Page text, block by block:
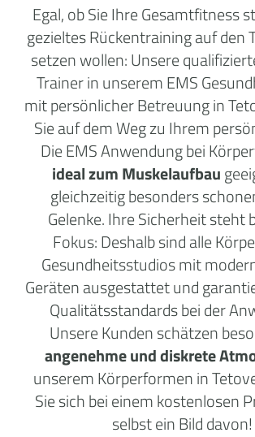
Egal, ob Sie Ihre Gesamtfitness
gezieltes Rückentraining auf den
setzen wollen: Unsere
Trainer in unserem EMS
mit persönlicher Betreuung in
Sie auf dem Weg zu Ihrem
Die EMS Anwendung bei
ideal zum Muskelaufbau
gleichzeitig besonders
Gelenke. Ihre Sicherheit steht
Fokus: Deshalb sind alle
Gesundheitsstudios mit
Geräten ausgestattet und
Qualitätsstandards bei der
Unsere Kunden schätzen
angenehme und diskrete
unserem Körperformen in
Sie sich bei einem kostenlosen
selbst ein Bild davon!